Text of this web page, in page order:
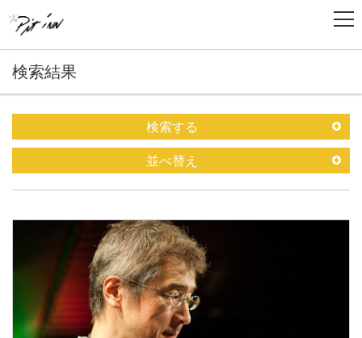
検索結果
検索する
並べ替え